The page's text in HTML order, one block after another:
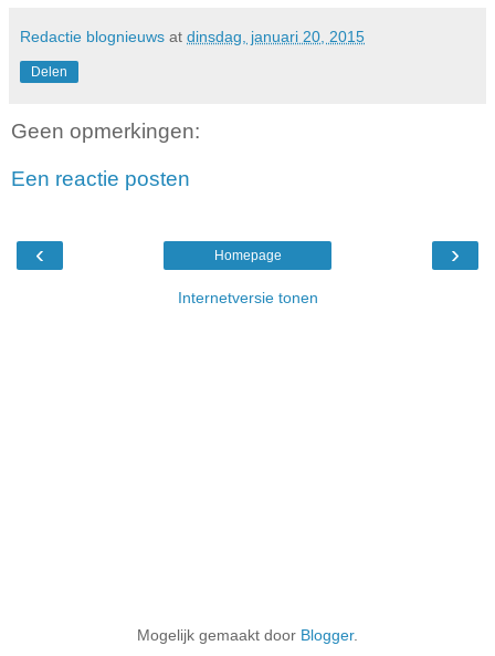
Redactie blognieuws at dinsdag, januari 20, 2015
Delen
Geen opmerkingen:
Een reactie posten
‹ ›
Homepage
Internetversie tonen
Mogelijk gemaakt door Blogger.